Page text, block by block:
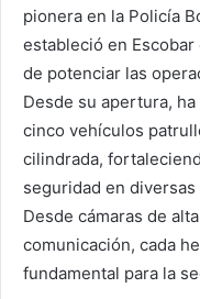
pionera en la Policía
estableció en
de potenciar las
Desde su apertura,
cinco vehículos
cilindrada,
seguridad en diversas
Desde cámaras de
comunicación, cada
fundamental para la